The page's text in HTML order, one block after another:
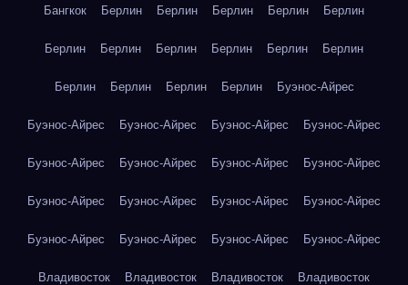
Бангкок Берлин Берлин Берлин Берлин Берлин
Берлин Берлин Берлин Берлин Берлин Берлин
Берлин Берлин Берлин Берлин Буэнос-Айрес
Буэнос-Айрес Буэнос-Айрес Буэнос-Айрес Буэнос-Айрес
Буэнос-Айрес Буэнос-Айрес Буэнос-Айрес Буэнос-Айрес
Буэнос-Айрес Буэнос-Айрес Буэнос-Айрес Буэнос-Айрес
Буэнос-Айрес Буэнос-Айрес Буэнос-Айрес Буэнос-Айрес
Владивосток Владивосток Владивосток Владивосток